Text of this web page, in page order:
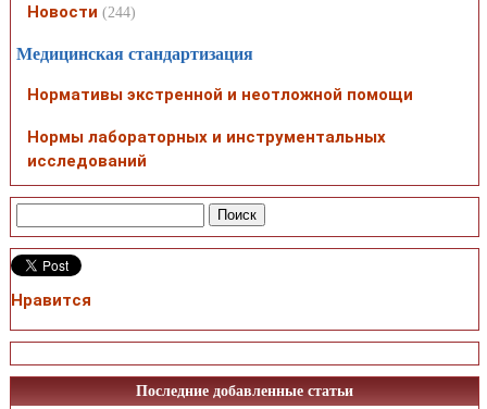
Новости (244)
Медицинская стандартизация
Нормативы экстренной и неотложной помощи
Нормы лабораторных и инструментальных
исследований
Нравится
Последние добавленные статьи